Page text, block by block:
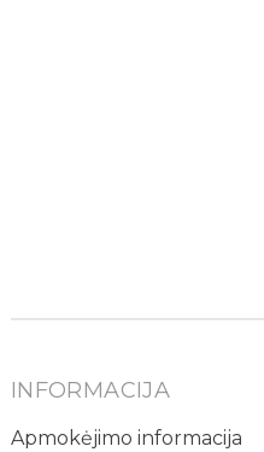
INFORMACIJA
Apmokėjimo informacija